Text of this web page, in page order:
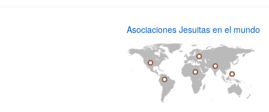
Asociaciones Jesuitas en el mundo